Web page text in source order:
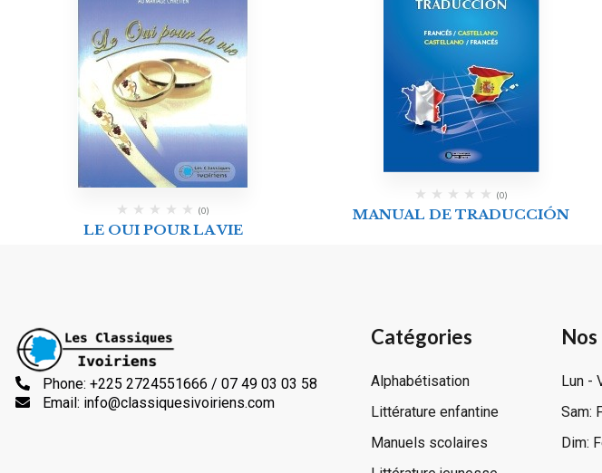
(0)
LE OUI POUR LA VIE
(0)
MANUAL DE TRADUCCIÓN
Phone: +225 2724551666 / 07 49 03 03 58
Email: info@classiquesivoiriens.com
Catégories
Alphabétisation
Littérature enfantine
Manuels scolaires
Lun -
Sam:
Dim: